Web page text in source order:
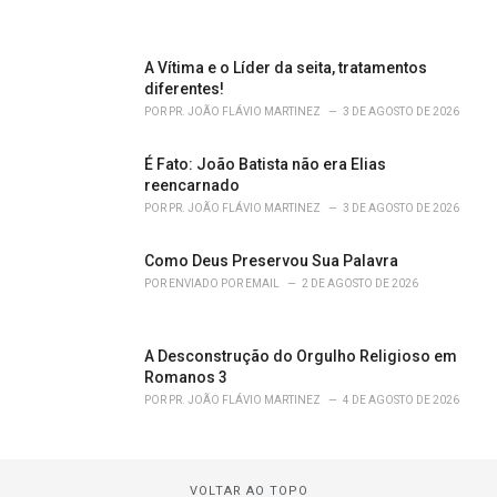
A Vítima e o Líder da seita, tratamentos
diferentes!
POR PR. JOÃO FLÁVIO MARTINEZ 3 DE AGOSTO DE 2026
É Fato: João Batista não era Elias
reencarnado
POR PR. JOÃO FLÁVIO MARTINEZ 3 DE AGOSTO DE 2026
Como Deus Preservou Sua Palavra
POR ENVIADO POR EMAIL 2 DE AGOSTO DE 2026
A Desconstrução do Orgulho Religioso em
Romanos 3
POR PR. JOÃO FLÁVIO MARTINEZ 4 DE AGOSTO DE 2026
VOLTAR AO TOPO